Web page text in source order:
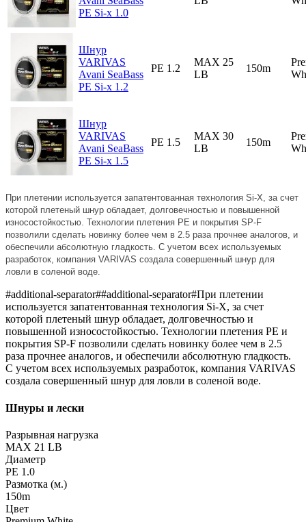
PE Si-x 1.0
Шнур
VARIVAS
Avani SeaBass
PE Si-x 1.2
PE 1.2
MAX 25
LB
150m
Шнур
VARIVAS
Avani SeaBass
PE Si-x 1.5
PE 1.5
MAX 30
LB
150m
При плетении используется запатентованная технология Si-X, за счет
которой плетеный шнур обладает, долговечностью и повышенной
износостойкостью. Технологии плетения PE и покрытия SP-F
позволили сделать новинку более чем в 2.5 раза прочнее аналогов, и
обеспечили абсолютную гладкость. С учетом всех используемых
разработок, компания VARIVAS создала совершенный шнур для
ловли в соленой воде.
#additional-separator##additional-separator#При плетении
используется запатентованная технология Si-X, за счет
которой плетеный шнур обладает, долговечностью и
повышенной износостойкостью. Технологии плетения PE и
покрытия SP-F позволили сделать новинку более чем в 2.5
раза прочнее аналогов, и обеспечили абсолютную гладкость.
С учетом всех используемых разработок, компания VARIVAS
создала совершенный шнур для ловли в соленой воде.
Шнуры и лески
Разрывная нагрузка
MAX 21 LB
Диаметр
PE 1.0
Размотка (м.)
150m
Цвет